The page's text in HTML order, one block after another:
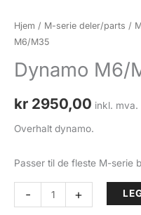
Hjem / M-serie deler/parts /
M6/M35
Dynamo M6/
kr 2950,00 inkl. mva.
Overhalt dynamo.
Passer til de fleste M-serie
-
M6/M35
+